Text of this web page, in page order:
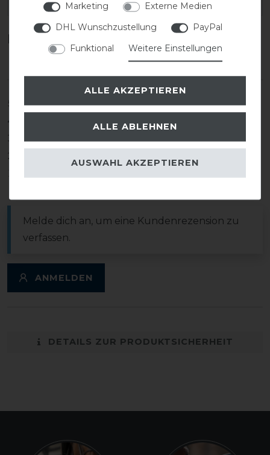
Kundenrezensionen
5
0
4
0
3
0
2
1
Melde dich an, um eine Kundenrezension zu
verfassen.
ANMELDEN
DETAILS ZUR PRODUKTSICHERHEIT
Marketing
Externe Medien
DHL Wunschzustellung
PayPal
Funktional
Weitere Einstellungen
ALLE AKZEPTIEREN
ALLE ABLEHNEN
AUSWAHL AKZEPTIEREN